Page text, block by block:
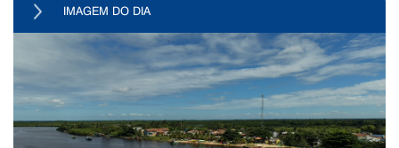
IMAGEM DO DIA